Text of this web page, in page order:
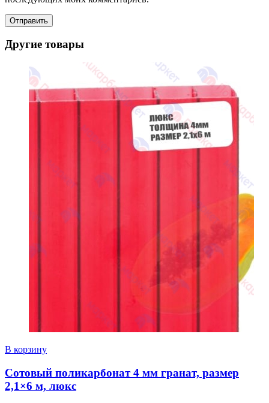
Другие товары
В корзину
Сотовый поликарбонат 4 мм гранат, размер
2,1×6 м, люкс